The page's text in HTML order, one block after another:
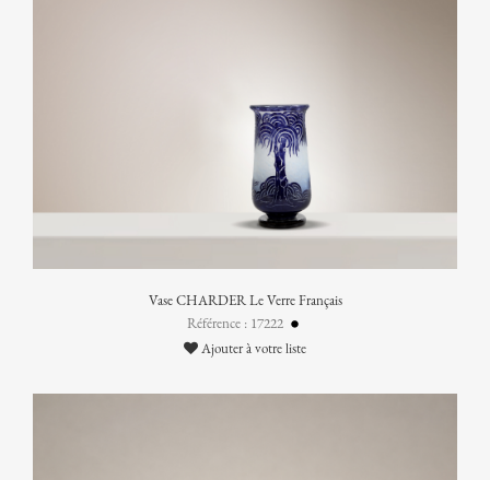
Vase CHARDER Le Verre Français
Référence : 17222
Ajouter à votre liste